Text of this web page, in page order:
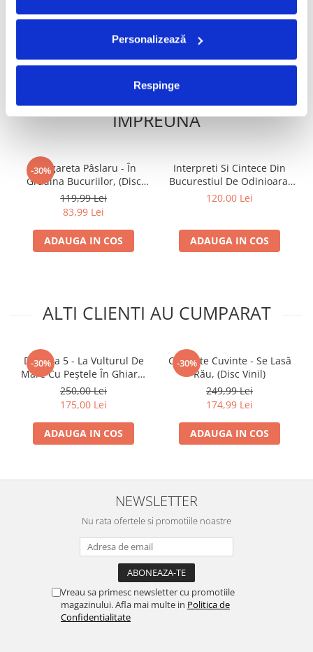
Personalizează
Respinge
ADAUGA IN COS ADAUGA IN COS
FRECVENT CUMPARATE
IMPREUNA
-30%
Margareta Pâslaru - În
Grădina Bucuriilor, (Disc
Vinil)
119,99 Lei
83,99 Lei
ADAUGA IN COS
Interpreti Si Cintece Din
Bucurestiul De Odinioara,
(Disc Vinil)
120,00 Lei
ADAUGA IN COS
ALTI CLIENTI AU CUMPARAT
-30%
Direcția 5 - La Vulturul De
Mare Cu Peștele În Ghiare,
(Disc Vinil)
250,00 Lei
175,00 Lei
ADAUGA IN COS
-30%
Celelalte Cuvinte - Se Lasă
Rău, (Disc Vinil)
249,99 Lei
174,99 Lei
ADAUGA IN COS
NEWSLETTER
Nu rata ofertele si promotiile noastre
Vreau sa primesc newsletter cu promotiile
magazinului. Afla mai multe in Politica de
Confidentialitate